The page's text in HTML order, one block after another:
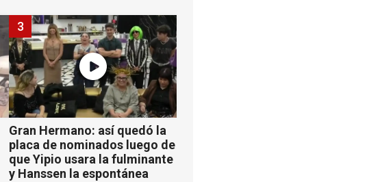
Gran Hermano: así quedó la
placa de nominados luego de
que Yipio usara la fulminante
y Hanssen la espontánea
3